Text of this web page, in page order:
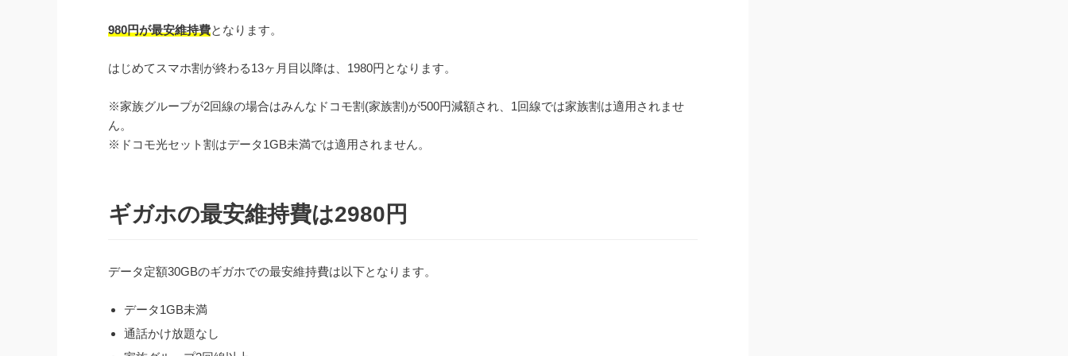
980円が最安維持費となります。
はじめてスマホ割が終わる13ヶ月目以降は、1980円となります。
※家族グループが2回線の場合はみんなドコモ割(家族割)が500円減額され、1回線では家族割は適用されませ
ん。
※ドコモ光セット割はデータ1GB未満では適用されません。
ギガホの最安維持費は2980円
データ定額30GBのギガホでの最安維持費は以下となります。
データ1GB未満
通話かけ放題なし